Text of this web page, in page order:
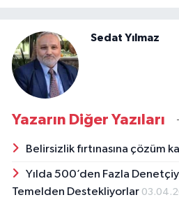
Sedat Yılmaz
Yazarın Diğer Yazıları
Belirsizlik fırtınasına çözüm
Yılda 500’den Fazla
Temelden Destekliyorlar